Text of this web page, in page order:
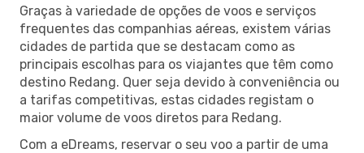
Graças à variedade de opções de voos e serviços
frequentes das companhias aéreas, existem várias
cidades de partida que se destacam como as
principais escolhas para os viajantes que têm como
destino Redang. Quer seja devido à conveniência ou
a tarifas competitivas, estas cidades registam o
maior volume de voos diretos para Redang.
Com a eDreams, reservar o seu voo a partir de uma